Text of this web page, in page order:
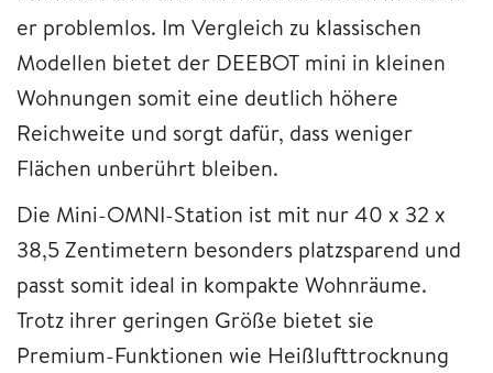
er problemlos. Im Vergleich zu klassischen
Modellen bietet der DEEBOT mini in kleinen
Wohnungen somit eine deutlich höhere
Reichweite und sorgt dafür, dass weniger
Flächen unberührt bleiben.
Die Mini-OMNI-Station ist mit nur 40 x 32 x
38,5 Zentimetern besonders platzsparend und
passt somit ideal in kompakte Wohnräume.
Trotz ihrer geringen Größe bietet sie
Premium-Funktionen wie Heißlufttrocknung